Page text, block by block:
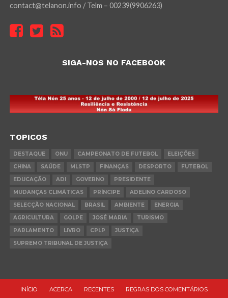
contact@telanon.info / Telm – 00239(9906263)
SIGA-NOS NO FACEBOOK
TOPICOS
DESTAQUE ONU CAMPEONATO DE FUTEBOL
ELEIÇÕES
CHINA
SAÚDE MLSTP FINANÇAS DESPORTO
FUTEBOL
EDUCAÇÃO
ADI GOVERNO
PRESIDENTE
MUDANÇAS CLIMÁTICAS
PRÍNCIPE
ADELINO CARDOSO
SELECÇÃO NACIONAL
BRASIL AMBIENTE
ENERGIA
AGRICULTURA
GOLPE JOSÉ MARIA
TURISMO
PARLAMENTO
LIVRO CPLP
JUSTIÇA
SUPREMO TRIBUNAL DE JUSTIÇA
INÍCIO ACERCA RECENTES
REGRAS DOS COMENTÁRIOS